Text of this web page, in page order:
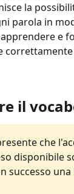
la
parola in
e
il
che
disponibile
successo una